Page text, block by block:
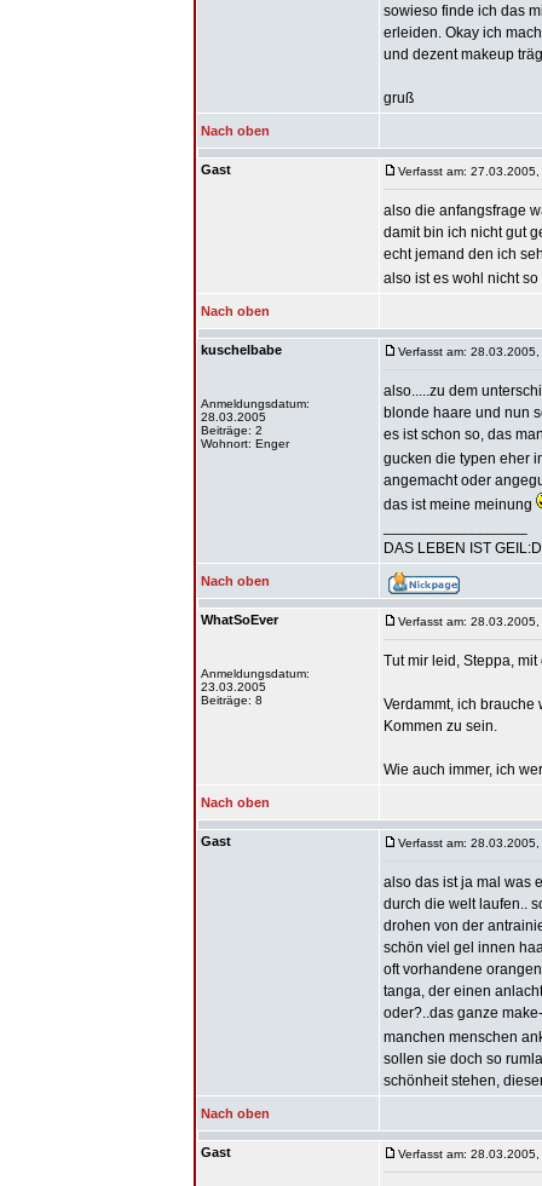
sowieso finde ich das
erleiden. Okay ich
und dezent makeup
gruß
Nach oben
Gast Verfasst am:
also die anfangsfrage
damit bin ich nicht gut
echt jemand den ich
also ist es wohl nicht
Nach oben
kuschelbabe
Anmeldungsdatum:
28.03.2005
Beiträge: 2
Wohnort: Enger
Verfasst am:
also.....zu dem
blonde haare und nun
es ist schon so, das
gucken die typen eher
angemacht oder
das ist meine meinung
DAS LEBEN IST GEIL:D
Nach oben
WhatSoEver
Anmeldungsdatum:
23.03.2005
Beiträge: 8
Verfasst am:
Tut mir leid, Steppa,
Verdammt, ich brauche
Kommen zu sein.
Wie auch immer, ich
Nach oben
Gast Verfasst am:
also das ist ja mal was
durch die welt laufen..
drohen von der
schön viel gel innen
oft vorhandene
tanga, der einen
oder?..das ganze
manchen menschen
sollen sie doch so
schönheit stehen,
Nach oben
Gast Verfasst am: